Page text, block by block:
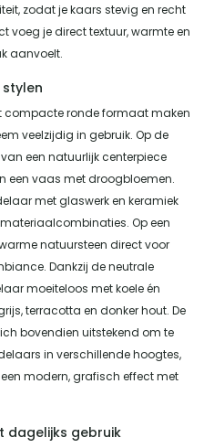
zodat je kaars stevig en recht
voeg je direct textuur, warmte en
aanvoelt.
compacte ronde formaat maken
veelzijdig in gebruik. Op de
een natuurlijk centerpiece
een vaas met droogbloemen.
met glaswerk en keramiek
Op een
natuursteen direct voor
Dankzij de neutrale
moeiteloos met koele én
terracotta en donker hout. De
bovendien uitstekend om te
in verschillende hoogtes,
modern, grafisch effect met
dagelijks gebruik